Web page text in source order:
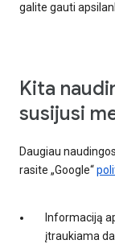
galite gauti
Kita
susijusi
Daugiau
rasite „Google“
Informaciją
įtraukiama